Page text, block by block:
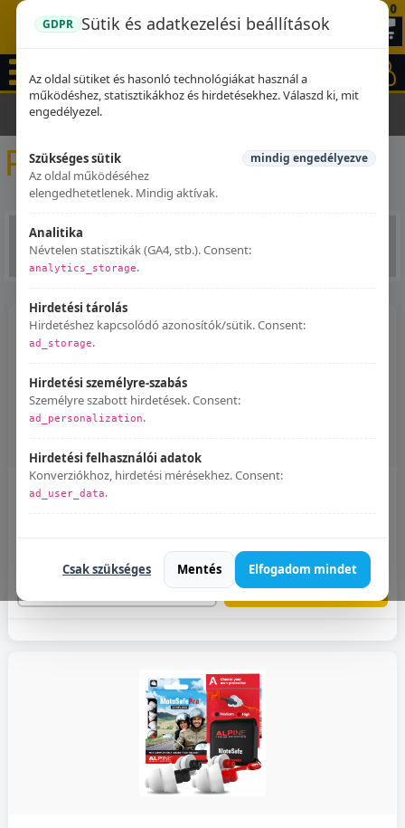
GDPR Sütik és adatkezelési beállítások
Az oldal sütiket és hasonló technológiákat használ a
működéshez, statisztikákhoz és hirdetésekhez. Válaszd ki, mit
engedélyezel.
Szükséges sütik
Az oldal működéséhez
elengedhetetlenek. Mindig aktívak.
mindig engedélyezve
Analitika
Névtelen statisztikák (GA4, stb.). Consent:
analytics_storage.
Hirdetési tárolás
Hirdetéshez kapcsolódó azonosítók/sütik. Consent:
ad_storage.
Hirdetési személyre-szabás
Személyre szabott hirdetések. Consent:
ad_personalization.
Hirdetési felhasználói adatok
Konverziókhoz, hirdetési mérésekhez. Consent:
ad_user_data.
Csak szükséges Mentés Elfogadom mindet
0
Kezdőlap Kiegészítők
Füldugók
ALPINE MotoSafe Tour motoros füldugó
6.990 Ft
KOSÁRBA